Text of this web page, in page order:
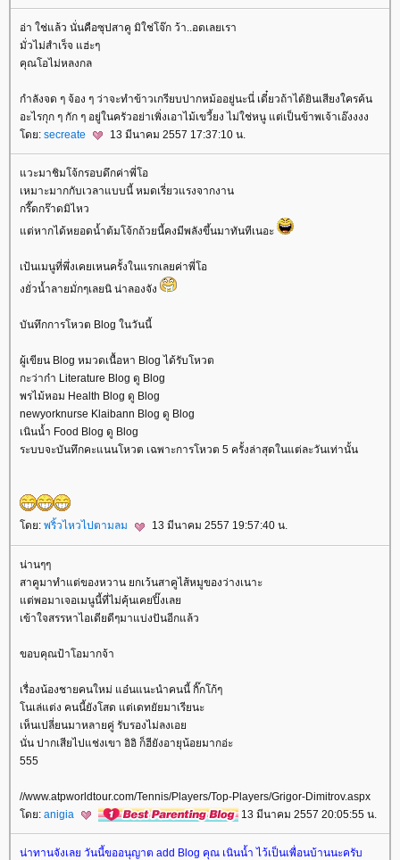
อ่า ใช่แล้ว นั่นคือซุปสาคู มิใช่โจ๊ก ว้า..อดเลยเรา
มั่วไม่สำเร็จ แฮ่ะๆ
คุณโอไม่หลงกล
กำลังจด ๆ จ้อง ๆ ว่าจะทำข้าวเกรียบปากหม้ออยู่นะนี่ เดี๋ยวถ้าได้ยินเสียงใครค้น
อะไรกุก ๆ กัก ๆ อยู่ในครัวอย่าเพิ่งเอาไม้เขวี้ยง ไม่ใช่หนู แต่เป็นข้าพเจ้าเอ๊งงงง
ดย: secreate 13 มีนาคม 2557 17:37:10 น.
วะมาชิมโจ้กรอบดึกค่าพี่โอ
เหมาะมากกับเวลาแบบนี้ หมดเรี่ยวแรงจากงาน
กรี๊ดกร๊าดมิไหว
ต่หากได้หยอดน้ำต้มโจ้กถ้วยนี้คงมีพลังขึ้นมาทันทีเนอะ
เป้นเมนูที่พึ่งเคยเหนครั้งในแรกเลยค่าพี่โอ
งยั่วน้ำลายมั่กๆเลยนิ น่าลองจัง
บันทึกการโหวต Blog ในวันนี้
ผู้เขียน Blog หมวดเนื้อหา Blog ได้รับโหวต
กะว่าก๋า Literature Blog ดู Blog
พรไม้หอม Health Blog ดู Blog
newyorknurse Klaibann Blog ดู Blog
เนินน้ำ Food Blog ดู Blog
ระบบจะบันทึกคะแนนโหวต เฉพาะการโหวต 5 ครั้งล่าสุดในแต่ละวันเท่านั้น
ดย: พริ้วไหวไปตามลม 13 มีนาคม 2557 19:57:40 น.
น่านๆๆ
สาคูมาทำแต่ของหวาน ยกเว้นสาคูไส้หมูของว่างเนาะ
ต่พอมาเจอเมนูนี้ที่ไม่คุ้นเคยปิ๊งเล
เข้าใจสรรหาไอเดียดีๆมาแบ่งปันอีกแล้ว
ขอบคุณป้าโอมากจ้า
เรื่องน้องชายคนใหม่ แอ๋นแนะนำคนนี้ กิ๊กโก้ๆ
นเล่แต่ง คนนี้ยังโสด แต่เดทยัยมาเรียนะ
เห็นเปลี่ยนมาหลายคู่ รับรองไม่ลงเอ
นั่น ปากเสียไปแช่งเขา อิอิ ก็ฮียังอายุน้อยมากอ่ะ
555
//www.atpworldtour.com/Tennis/Players/Top-Players/Grigor-Dimitrov.aspx
ดย: anigia 13 มีนาคม 2557 20:05:55 น.
น่าทานจังเลย วันนี้ขออนุญาต add Blog คุณ เนินน้ำ ไว้เป็นเพื่อนบ้านนะครับ